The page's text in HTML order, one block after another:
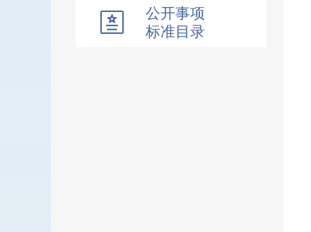
公开事项
标准目录